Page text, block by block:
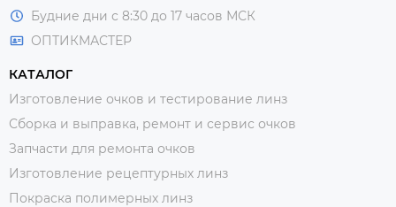
Будние дни с 8:30 до 17 часов МСК
ОПТИКМАСТЕР
КАТАЛОГ
Изготовление очков и тестирование линз
Сборка и выправка, ремонт и сервис очков
Запчасти для ремонта очков
Изготовление рецептурных линз
Покраска полимерных линз